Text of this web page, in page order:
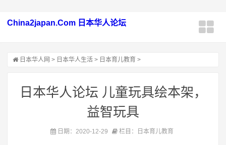
China2japan.Com 日本华人论坛
日本华人网 > 日本华人生活 > 日本育儿教育 >
日本华人论坛 儿童玩具绘本架，
益智玩具
日期：2020-12-29 栏目：日本育儿教育